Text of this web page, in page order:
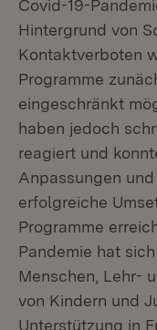
Covid-19-
Hintergrund von
Kontaktverboten
Programme
eingeschränkt
haben jedoch
reagiert und
Anpassungen
erfolgreiche
Programme
Pandemie hat
Menschen, Lehr-
von Kindern und
Unterstützung in